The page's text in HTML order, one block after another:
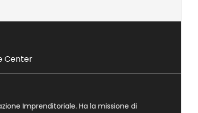
Center
Imprenditoriale. Ha la missione di